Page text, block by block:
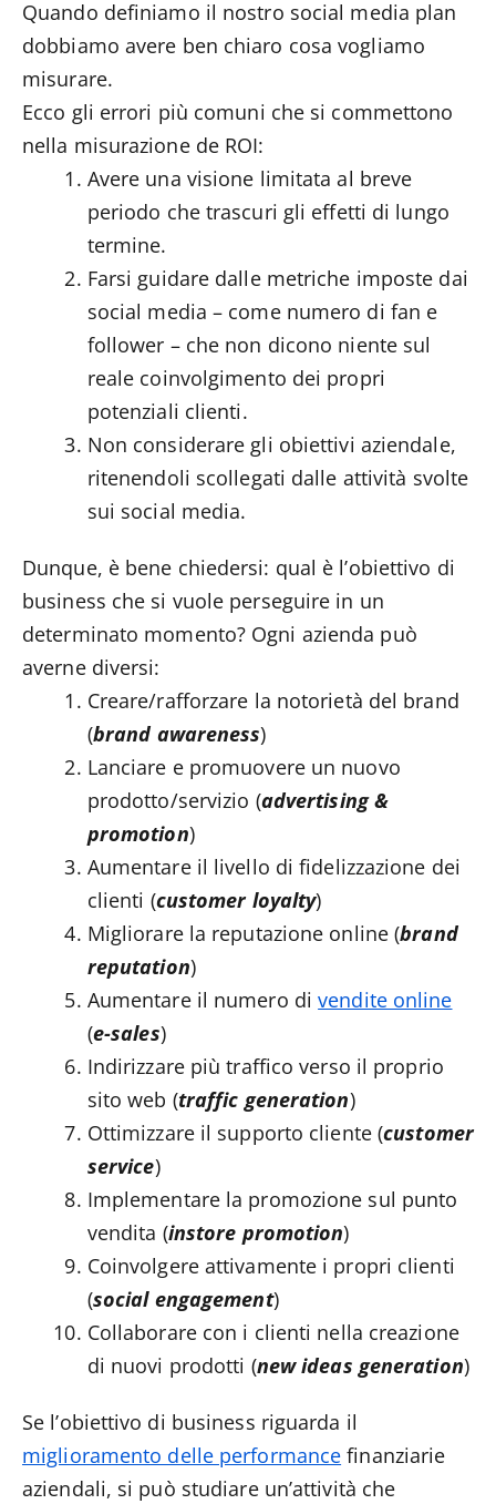
Quando definiamo il nostro social media plan
dobbiamo avere ben chiaro cosa vogliamo
misurare.
Ecco gli errori più comuni che si commettono
nella misurazione de ROI:
Avere una visione limitata al breve
periodo che trascuri gli effetti di lungo
termine.
Farsi guidare dalle metriche imposte dai
social media – come numero di fan e
follower – che non dicono niente sul
reale coinvolgimento dei propri
potenziali clienti.
Non considerare gli obiettivi aziendale,
ritenendoli scollegati dalle attività svolte
sui social media.
Dunque, è bene chiedersi: qual è l’obiettivo di
business che si vuole perseguire in un
determinato momento? Ogni azienda può
averne diversi:
Creare/rafforzare la notorietà del brand
(brand awareness)
Lanciare e promuovere un nuovo
prodotto/servizio (advertising &
promotion)
Aumentare il livello di fidelizzazione dei
clienti (customer loyalty)
Migliorare la reputazione online (brand
reputation)
Aumentare il numero divendite online
(e-sales)
Indirizzare più traffico verso il proprio
sito web (traffic generation)
Ottimizzare il supporto cliente (customer
service)
Implementare la promozione sul punto
vendita (instore promotion)
Coinvolgere attivamente i propri clienti
(social engagement)
Collaborare con i clienti nella creazione
di nuovi prodotti (new ideas generation)
Se l’obiettivo di business riguarda il
miglioramento delle performance finanziarie
aziendali, si può studiare un’attività che